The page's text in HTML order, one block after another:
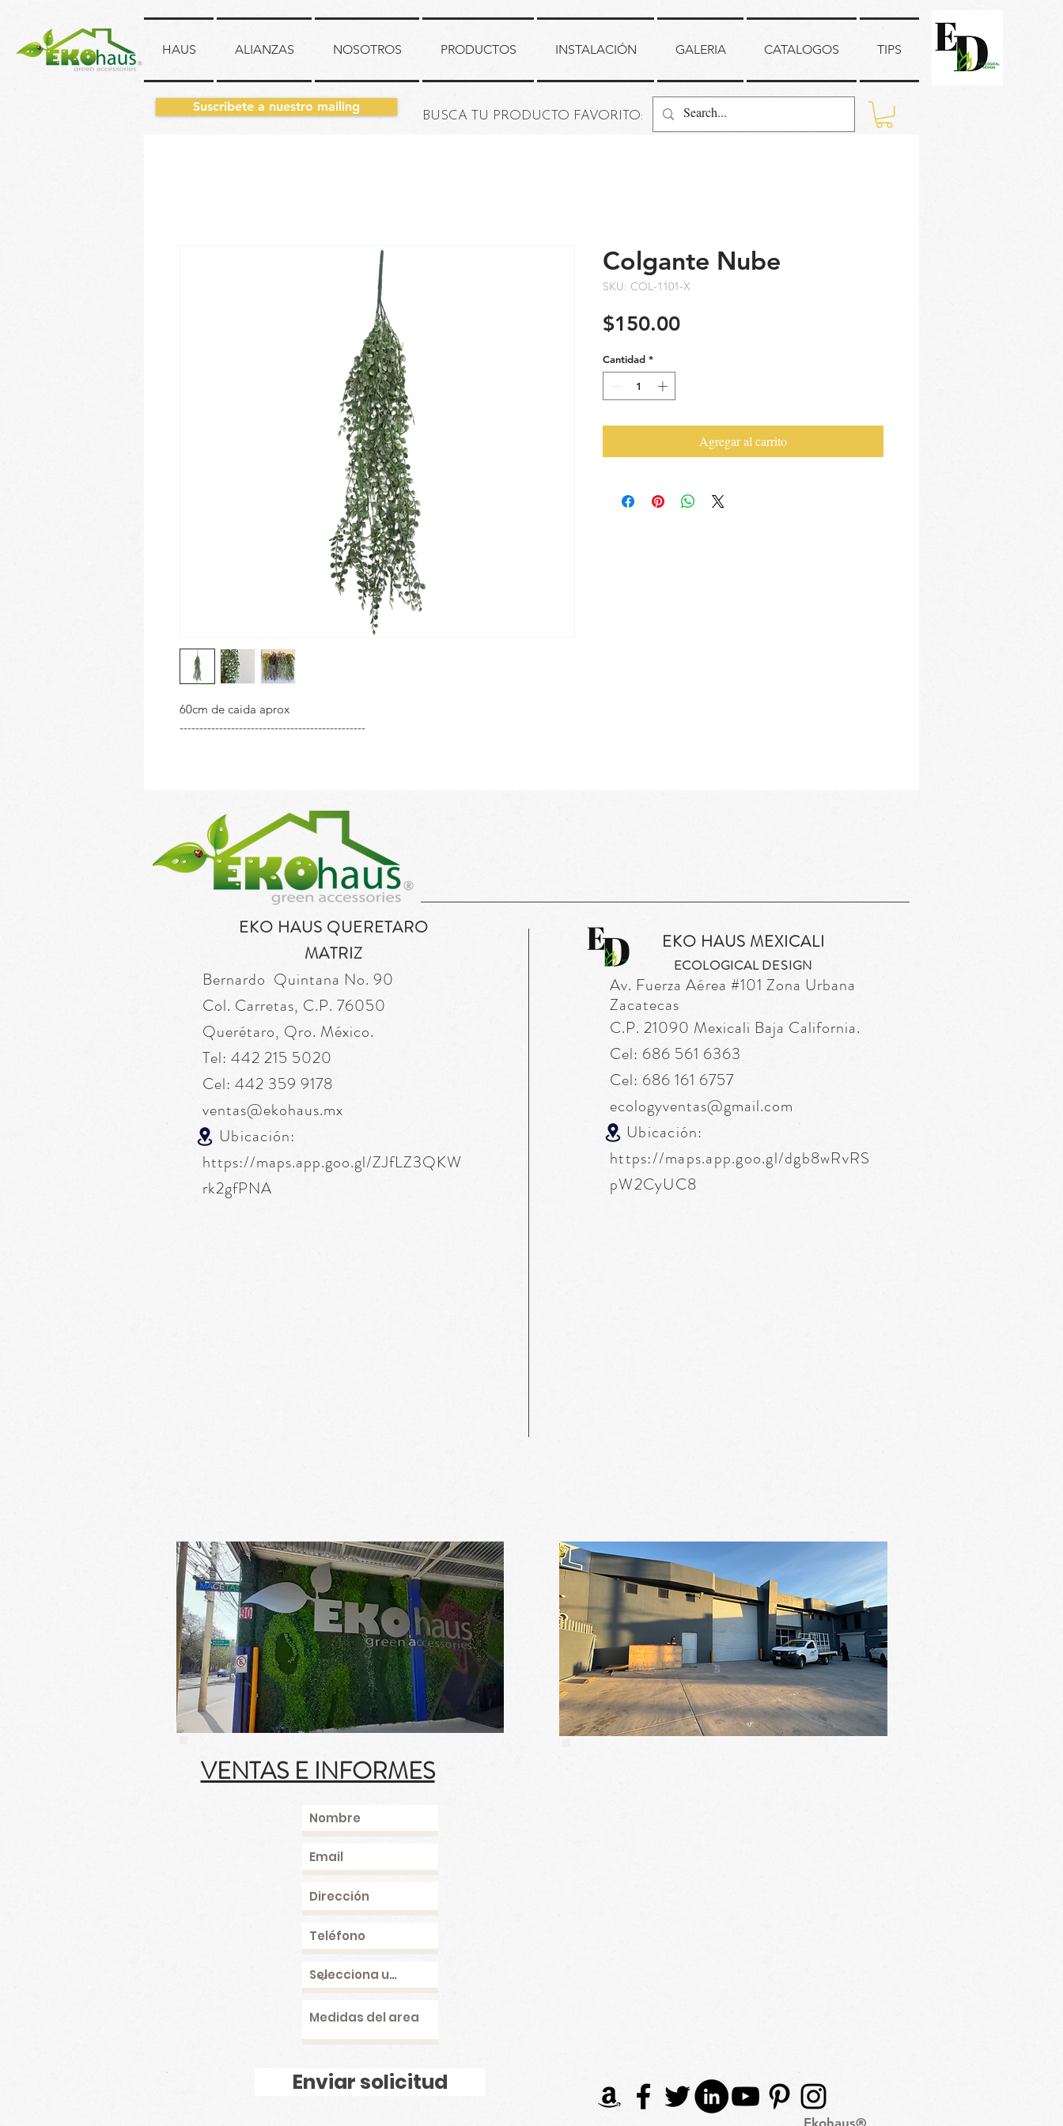
HAUS ALIANZAS NOSOTROS PRODUCTOS INSTALACIÓN GALERIA CATALOGOS TIPS
Suscribete a nuestro mailing
BUSCA TU PRODUCTO FAVORITO:
60cm de caida aprox
-----------------------------------------------
Colgante Nube
SKU: COL-1101-X
$150.00Precio
Cantidad *
Agregar al carrito
EKO HAUS QUERETARO
MATRIZ
Bernardo Quintana No. 90
Col. Carretas, C.P. 76050
Querétaro, Qro. México.
Tel: 442 215 5020
Cel: 442 359 9178
ventas@ekohaus.mx
Ubicación:
https://maps.app.goo.gl/ZJfLZ3QKW
rk2gfPNA
EKO HAUS MEXICALI
ECOLOGICAL DESIGN
Av. Fuerza Aérea #101 Zona Urbana
Zacatecas
C.P. 21090 Mexicali Baja California.
Cel: 686 561 6363
Cel: 686 161 6757
ecologyventas@gmail.com
Ubicación:
https://maps.app.goo.gl/dgb8wRvRS
pW2CyUC8
VENTAS E INFORMES
Enviar solicitud
Ekohaus®